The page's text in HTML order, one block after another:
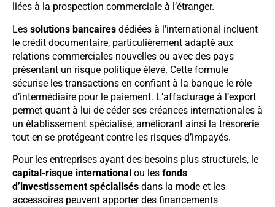
liées à la prospection commerciale à l’étranger.
Les solutions bancaires dédiées à l’international incluent
le crédit documentaire, particulièrement adapté aux
relations commerciales nouvelles ou avec des pays
présentant un risque politique élevé. Cette formule
sécurise les transactions en confiant à la banque le rôle
d’intermédiaire pour le paiement. L’affacturage à l’export
permet quant à lui de céder ses créances internationales à
un établissement spécialisé, améliorant ainsi la trésorerie
tout en se protégeant contre les risques d’impayés.
Pour les entreprises ayant des besoins plus structurels, le
capital-risque international ou les fonds
d’investissement spécialisés dans la mode et les
accessoires peuvent apporter des financements